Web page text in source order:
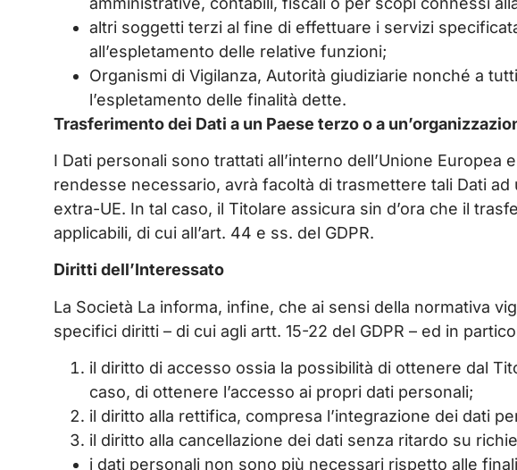
altri soggetti terzi al fine di effettuare i servizi
all’espletamento delle relative funzioni;
Organismi di Vigilanza, Autorità giudiziarie nonché a
l’espletamento delle finalità dette.
Trasferimento dei Dati a un Paese terzo o a
I Dati personali sono trattati all’interno dell’Unione Europea
rendesse necessario, avrà facoltà di trasmettere tali Dati
extra-UE. In tal caso, il Titolare assicura sin d’ora che il
applicabili, di cui all’art. 44 e ss. del GDPR.
Diritti dell’Interessato
La Società La informa, infine, che ai sensi della normativa
specifici diritti – di cui agli artt. 15-22 del GDPR – ed in
il diritto di accesso ossia la possibilità di ottenere dal
caso, di ottenere l’accesso ai propri dati personali;
il diritto alla rettifica, compresa l’integrazione dei dati
il diritto alla cancellazione dei dati senza ritardo su
i dati personali non sono più necessari rispetto alle